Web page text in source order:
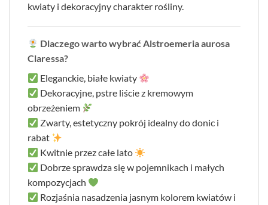
kwiaty i dekoracyjny charakter rośliny.
Dlaczego warto wybrać Alstroemeria aurosa
Claressa?
Eleganckie, białe kwiaty
Dekoracyjne, pstre liście z kremowym
obrzeżeniem
Zwarty, estetyczny pokrój idealny do donic i
rabat
Kwitnie przez całe lato
Dobrze sprawdza się w pojemnikach i małych
kompozycjach
Rozjaśnia nasadzenia jasnym kolorem kwiatów i